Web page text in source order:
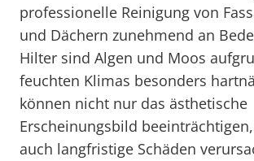
professionelle Reinigung von
und Dächern zunehmend an
Hilter sind Algen und Moos
feuchten Klimas besonders
können nicht nur das ästhetische
Erscheinungsbild
auch langfristige Schäden